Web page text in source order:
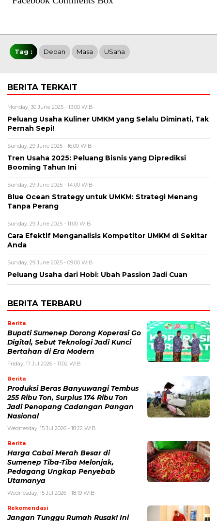
Tag : Depan Masa USaha
BERITA TERKAIT
Monday, 30 June 2025 - 13:00 WIB
Peluang Usaha Kuliner UMKM yang Selalu Diminati, Tak
Pernah Sepi!
Sunday, 29 June 2025 - 16:00 WIB
Tren Usaha 2025: Peluang Bisnis yang Diprediksi
Booming Tahun Ini
Sunday, 29 June 2025 - 14:00 WIB
Blue Ocean Strategy untuk UMKM: Strategi Menang
Tanpa Perang
Sunday, 29 June 2025 - 11:00 WIB
Cara Efektif Menganalisis Kompetitor UMKM di Sekitar
Anda
Sunday, 29 June 2025 - 09:00 WIB
Peluang Usaha dari Hobi: Ubah Passion Jadi Cuan
BERITA TERBARU
Berita
Bupati Sumenep Dorong Koperasi Go
Digital, Sebut Teknologi Jadi Kunci
Bertahan di Era Modern
Friday, 17 Jul 2026 - 11:02 WIB
Berita
Produksi Beras Banyuwangi Tembus
255 Ribu Ton, Surplus 174 Ribu Ton
Jadi Penopang Cadangan Pangan
Nasional
Wednesday, 15 Jul 2026 - 18:22 WIB
Berita
Harga Cabai Merah Besar di
Sumenep Tiba-Tiba Melonjak,
Pedagang Ungkap Penyebab
Utamanya
Wednesday, 15 Jul 2026 - 18:19 WIB
Rekomendasi
Jangan Tunggu Rumah Rusak! Ini